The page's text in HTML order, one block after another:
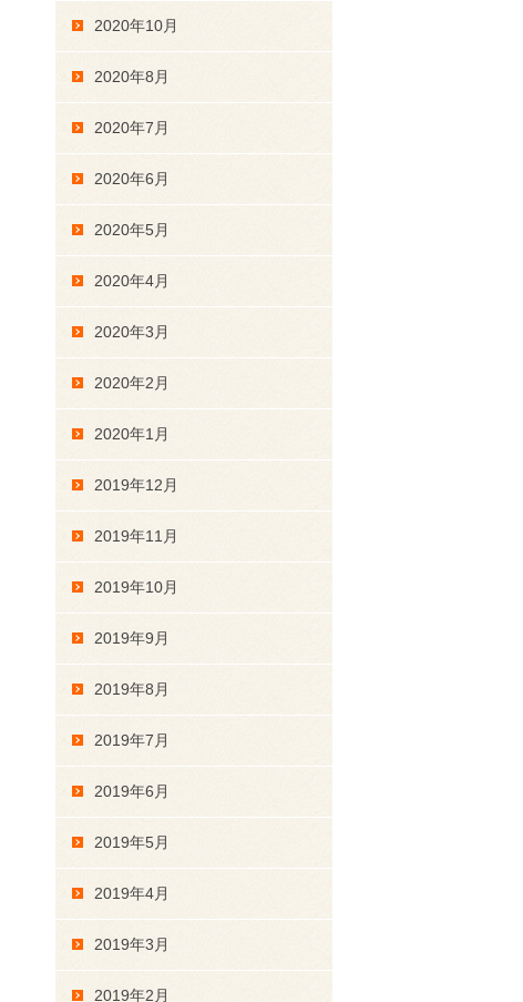
2020年10月
2020年8月
2020年7月
2020年6月
2020年5月
2020年4月
2020年3月
2020年2月
2020年1月
2019年12月
2019年11月
2019年10月
2019年9月
2019年8月
2019年7月
2019年6月
2019年5月
2019年4月
2019年3月
2019年2月